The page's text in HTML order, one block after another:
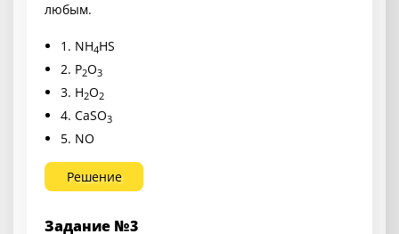
любым.
1. NH4HS
2. P2O3
3. H2O2
4. CaSO3
5. NO
Решение
Задание №3